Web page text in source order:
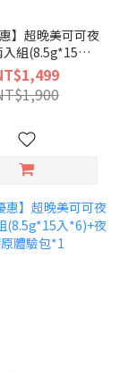
惠】超晚美可可夜
入組(8.5g*15入
膠原體驗包*1